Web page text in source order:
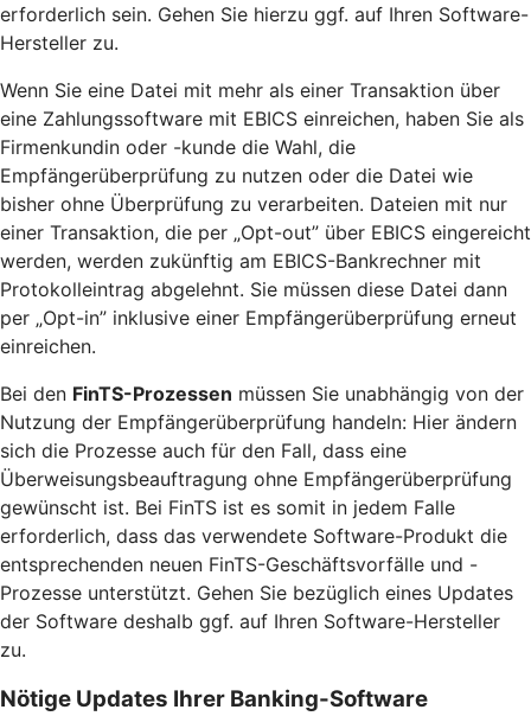
erforderlich sein. Gehen Sie hierzu ggf. auf Ihren Software-
Hersteller zu.
Wenn Sie eine Datei mit mehr als einer Transaktion über
eine Zahlungssoftware mit EBICS einreichen, haben Sie als
Firmenkundin oder -kunde die Wahl, die
Empfängerüberprüfung zu nutzen oder die Datei wie
bisher ohne Überprüfung zu verarbeiten. Dateien mit nur
einer Transaktion, die per „Opt-out” über EBICS eingereicht
werden, werden zukünftig am EBICS-Bankrechner mit
Protokolleintrag abgelehnt. Sie müssen diese Datei dann
per „Opt-in” inklusive einer Empfängerüberprüfung erneut
einreichen.
Bei den FinTS-Prozessen müssen Sie unabhängig von der
Nutzung der Empfängerüberprüfung handeln: Hier ändern
sich die Prozesse auch für den Fall, dass eine
Überweisungsbeauftragung ohne Empfängerüberprüfung
gewünscht ist. Bei FinTS ist es somit in jedem Falle
erforderlich, dass das verwendete Software-Produkt die
entsprechenden neuen FinTS-Geschäftsvorfälle und -
Prozesse unterstützt. Gehen Sie bezüglich eines Updates
der Software deshalb ggf. auf Ihren Software-Hersteller
zu.
Nötige Updates Ihrer Banking-Software